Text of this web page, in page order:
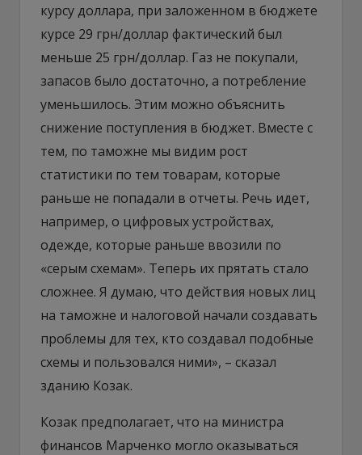
курсу доллара, при заложенном в бюджете
курсе 29 грн/доллар фактический был
меньше 25 грн/доллар. Газ не покупали,
запасов было достаточно, а потребление
уменьшилось. Этим можно объяснить
снижение поступления в бюджет. Вместе с
тем, по таможне мы видим рост
статистики по тем товарам, которые
раньше не попадали в отчеты. Речь идет,
например, о цифровых устройствах,
одежде, которые раньше ввозили по
«серым схемам». Теперь их прятать стало
сложнее. Я думаю, что действия новых лиц
на таможне и налоговой начали создавать
проблемы для тех, кто создавал подобные
схемы и пользовался ними», – сказал
зданию Козак.
Козак предполагает, что на министра
финансов Марченко могло оказываться